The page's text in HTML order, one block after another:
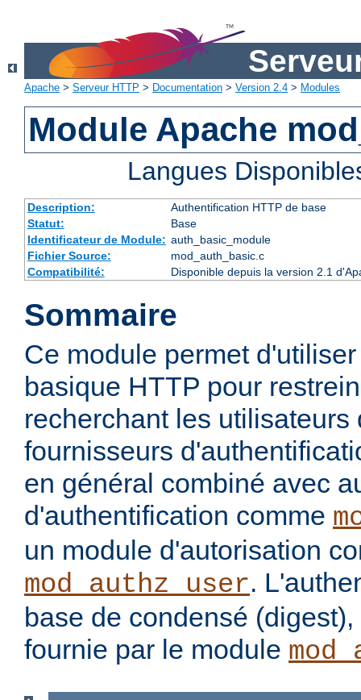
Apache > Serveur HTTP > Documentation > Version 2.4 > Modules
Module Apache
Langues
Description:
Authentification HTTP de base
Statut:
Base
Identificateur de Module: auth_basic_module
Fichier Source:
mod_auth_basic.c
Compatibilité:
Disponible depuis la version 2.1
Sommaire
Ce module permet
basique HTTP pour
recherchant les utilisateurs
fournisseurs
en général combiné avec
d'authentification comme
un module d'autorisation
mod_authz_user.
base de condensé
fournie par le module